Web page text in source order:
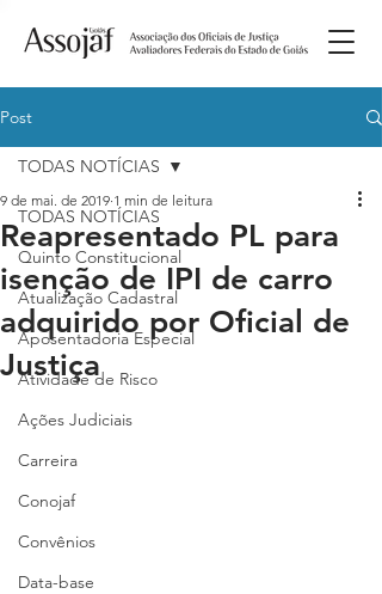
Post
TODAS NOTÍCIAS
Quinto Constitucional
Atualização Cadastral
Aposentadoria Especial
Atividade de Risco
Ações Judiciais
Carreira
Conojaf
Convênios
Data-base
TODAS NOTÍCIAS
Reapresentado PL para
isenção de IPI de carro
adquirido por Oficial de
Justiça
9 de mai. de 2019 1 min de leitura